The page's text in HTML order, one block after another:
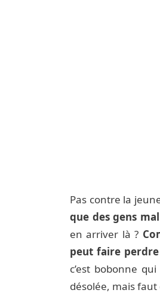
Pas contre la
que des gens
en arriver là ?
peut faire
c’est bobonne
désolée, mais